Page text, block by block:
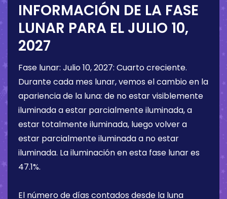
INFORMACIÓN DE LA FASE
LUNAR PARA EL JULIO 10,
2027
Fase lunar: Julio 10, 2027: Cuarto creciente.
Durante cada mes lunar, vemos el cambio en la
apariencia de la luna: de no estar visiblemente
iluminada a estar parcialmente iluminada, a
estar totalmente iluminada, luego volver a
estar parcialmente iluminada a no estar
iluminada. La iluminación en esta fase lunar es
47.1%.
El número de días contados desde la luna